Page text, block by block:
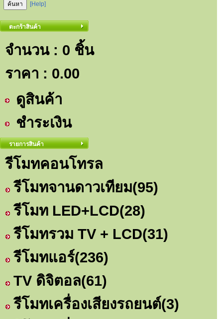
[Help]
ตะกร้าสินค้า
จำนวน : 0 ชิ้น
ราคา : 0.00
ดูสินค้า
ชำระเงิน
รายการสินค้า
รีโมทคอนโทรล
รีโมทจานดาวเทียม(95)
รีโมท LED+LCD(28)
รีโมทรวม TV + LCD(31)
รีโมทแอร์(236)
TV ดิจิตอล(61)
รีโมทเครื่องเสียงรถยนต์(3)